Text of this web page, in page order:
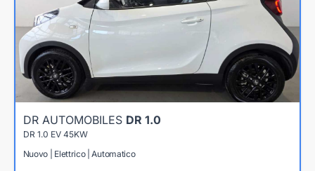
DR AUTOMOBILES DR 1.0
DR 1.0 EV 45KW
Nuovo | Elettrico | Automatico